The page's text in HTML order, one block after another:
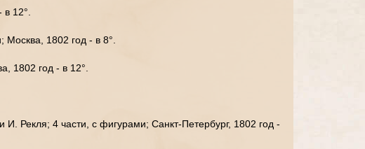
12°.
1802 год - в 8°.
1802 год - в 12°.
Рекля; 4 части, с фигурами; Санкт-Петербург, 1802 год -